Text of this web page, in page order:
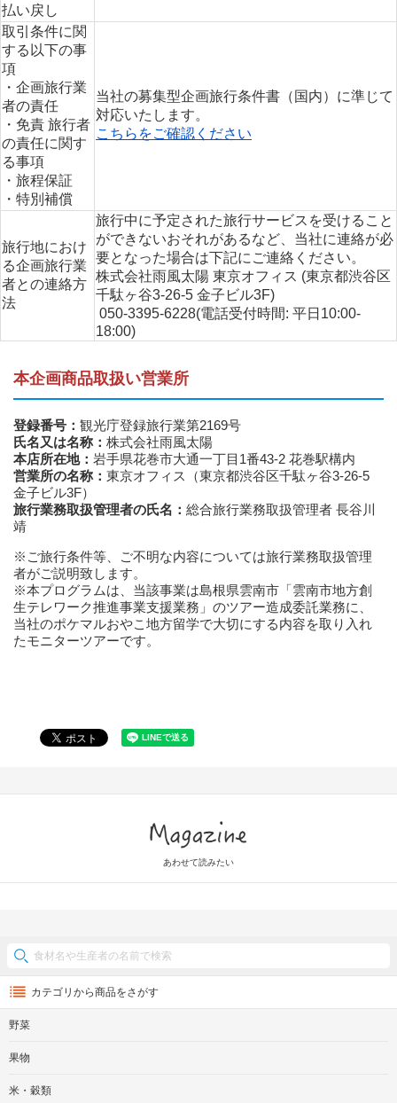
払い戻し
取引条件に関
する以下の事
項
・企画旅行業
者の責任
・免責 旅行者
の責任に関す
る事項
・旅程保証
・特別補償
当社の募集型企画旅行条件書（国内）に準じて
対応いたします。
こちらをご確認ください
旅行地におけ
る企画旅行業
者との連絡方
法
旅行中に予定された旅行サービスを受けること
ができないおそれがあるなど、当社に連絡が必
要となった場合は下記にご連絡ください。
株式会社雨風太陽 東京オフィス (東京都渋谷区
千駄ヶ谷3-26-5 金子ビル3F)
050-3395-6228(電話受付時間: 平日10:00-
18:00)
本企画商品取扱い営業所
登録番号： 観光庁登録旅行業第2169号
氏名又は名称： 株式会社雨風太陽
本店所在地： 岩手県花巻市大通一丁目1番43-2 花巻駅構内
営業所の名称： 東京オフィス（東京都渋谷区千駄ヶ谷3-26-5
金子ビル3F）
旅行業務取扱管理者の氏名： 総合旅行業務取扱管理者 長谷川
靖
※ご旅行条件等、ご不明な内容については旅行業務取扱管理
者がご説明致します。
※本プログラムは、当該事業は島根県雲南市「雲南市地方創
生テレワーク推進事業支援業務」のツアー造成委託業務に、
当社のポケマルおやこ地方留学で大切にする内容を取り入れ
たモニターツアーです。
あわせて読みたい
カテゴリから商品をさがす
野菜
果物
米・穀類